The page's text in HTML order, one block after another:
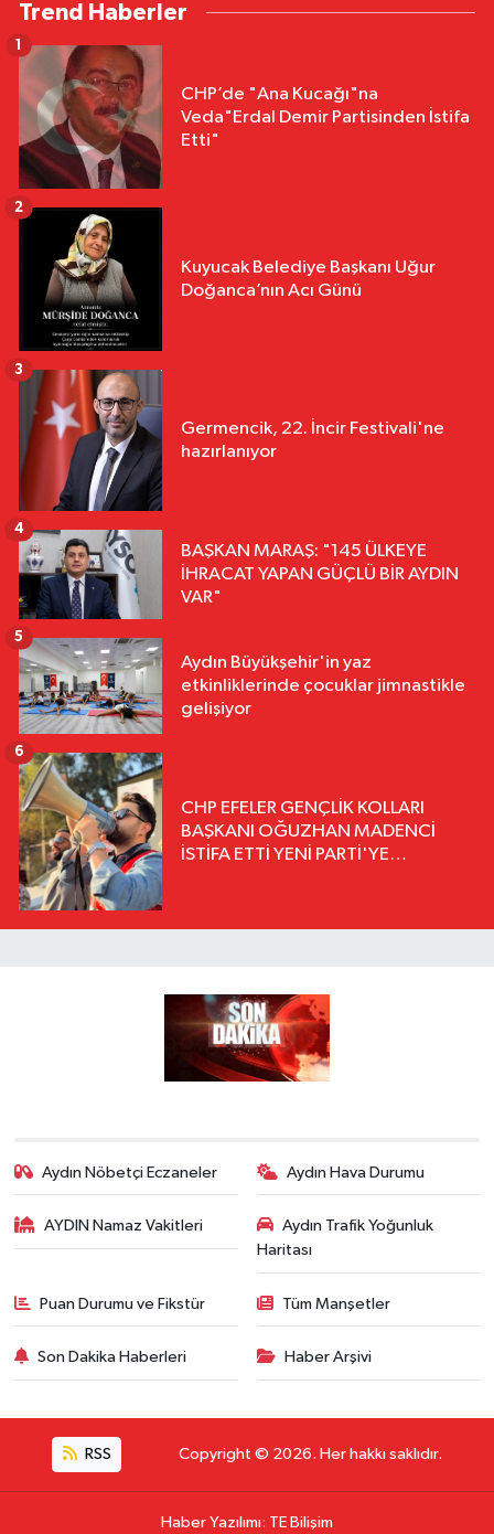
Trend Haberler
CHP’de "Ana Kucağı"na
Veda"Erdal Demir Partisinden İstifa
Etti"
1
Kuyucak Belediye Başkanı Uğur
Doğanca’nın Acı Günü
2
Germencik, 22. İncir Festivali'ne
hazırlanıyor
3
BAŞKAN MARAŞ: "145 ÜLKEYE
İHRACAT YAPAN GÜÇLÜ BİR AYDIN
VAR"
4
Aydın Büyükşehir'in yaz
etkinliklerinde çocuklar jimnastikle
gelişiyor
5
CHP EFELER GENÇLİK KOLLARI
BAŞKANI OĞUZHAN MADENCİ
İSTİFA ETTİ YENİ PARTİ'YE
6
Aydın Nöbetçi Eczaneler Aydın Hava Durumu
AYDIN Namaz Vakitleri
Aydın Trafik Yoğunluk
Haritası
Puan Durumu ve Fikstür Tüm Manşetler
Son Dakika Haberleri Haber Arşivi
RSS Copyright © 2026. Her hakkı saklıdır.
Haber Yazılımı: TE Bilişim